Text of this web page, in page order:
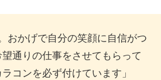
おかげで自分の笑顔に自信がつ
通りの仕事をさせてもらって
コンを必ず付けています」